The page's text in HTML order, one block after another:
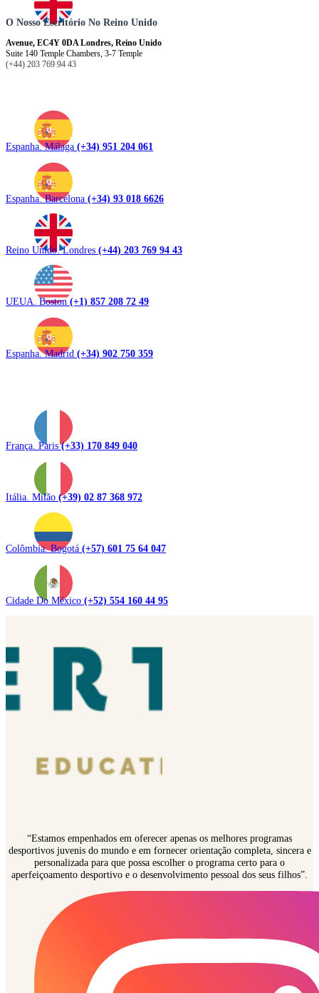
O Nosso Escritório No Reino Unido
Avenue, EC4Y 0DA Londres, Reino Unido
Suite 140 Temple Chambers, 3-7 Temple
(+44) 203 769 94 43
Espanha. Málaga (+34) 951 204 061
Espanha. Barcelona (+34) 93 018 6626
Reino Unido. Londres (+44) 203 769 94 43
UEUA. Boston(+1) 857 208 72 49
Espanha. Madrid (+34) 902 750 359
França. Paris(+33) 170 849 040
Itália. Milão (+39) 02 87 368 972
Colômbia. Bogotá (+57) 601 75 64 047
Cidade Do México (+52) 554 160 44 95
“Estamos empenhados em oferecer apenas os melhores programas
desportivos juvenis do mundo e em fornecer orientação completa, sincera e
personalizada para que possa escolher o programa certo para o
aperfeiçoamento desportivo e o desenvolvimento pessoal dos seus filhos”.